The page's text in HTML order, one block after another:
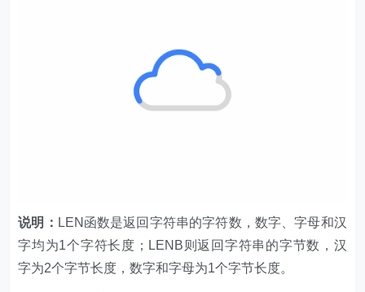
说明： LEN函数是返回字符串的字符数，数字、字母和汉
字均为1个字符长度；LENB则返回字符串的字节数，汉
字为2个字节长度，数字和字母为1个字节长度。